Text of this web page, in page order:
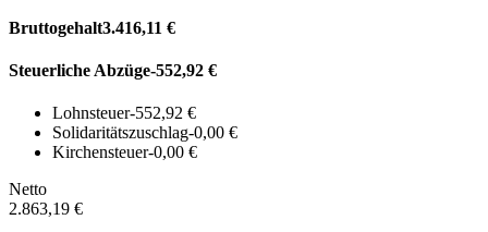
Bruttogehalt3.416,11 €
Steuerliche Abzüge-552,92 €
Lohnsteuer-552,92 €
Solidaritätszuschlag-0,00 €
Kirchensteuer-0,00 €
Netto
2.863,19 €